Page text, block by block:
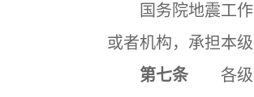
国务院地震工作
或者机构，承担本
第七条 各级人